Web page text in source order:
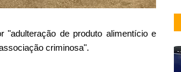
"adulteração de produto alimentício e
criminosa".